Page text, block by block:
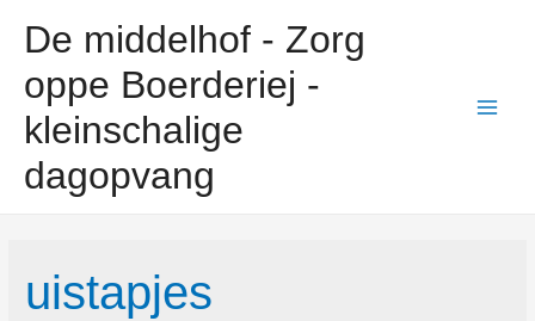
De middelhof - Zorg
oppe Boerderiej -
kleinschalige
dagopvang
uistapjes